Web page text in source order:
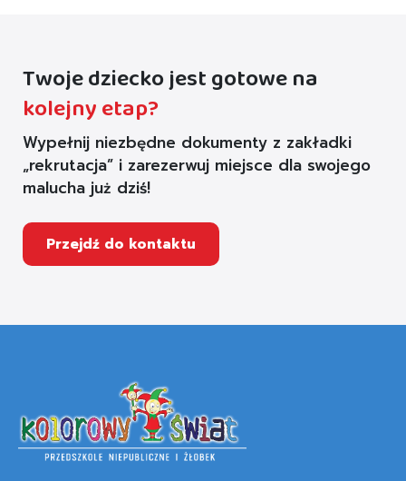
Twoje dziecko jest gotowe na
kolejny etap?
Wypełnij niezbędne dokumenty z zakładki
„rekrutacja” i zarezerwuj miejsce dla swojego
malucha już dziś!
Przejdź do kontaktu